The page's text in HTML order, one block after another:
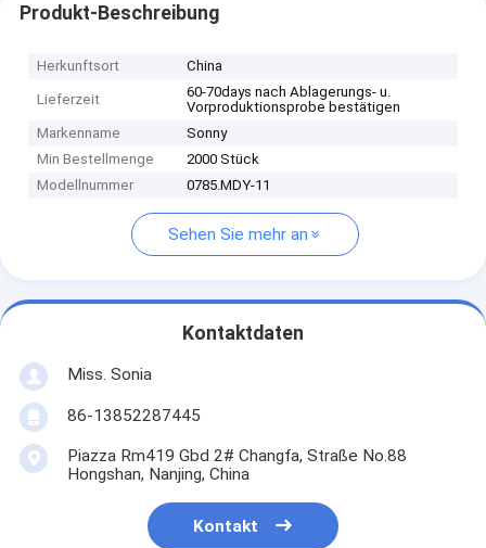
Produkt-Beschreibung
Herkunftsort China
Lieferzeit
60-70days nach Ablagerungs- u.
Vorproduktionsprobe bestätigen
Markenname
Sonny
Min Bestellmenge
2000 Stück
Modellnummer
0785.MDY-11
Sehen Sie mehr an
Kontaktdaten
Miss. Sonia
86-13852287445
Piazza Rm419 Gbd 2# Changfa, Straße No.88
Hongshan, Nanjing, China
Kontakt